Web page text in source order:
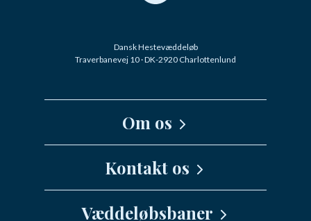
Dansk Hestevæddeløb
Traverbanevej 10 · DK-2920 Charlottenlund
Om os
Kontakt os
Væddeløbsbaner